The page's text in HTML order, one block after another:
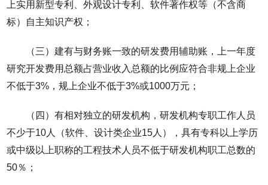
上实用新型专利、外观设计专利、软件著作权等（不含商
标）自主知识产权；
（三）建有与财务账一致的研发费用辅助账，上一年度
研究开发费用总额占营业收入总额的比例应符合非规上企业
不低于3%，规上企业不低于3%或1000万元；
（四）有相对独立的研发机构，研发机构专职工作人员
不少于10人（软件、设计类企业15人），具有专科以上学历
或中级以上职称的工程技术人员不低于研发机构职工总数的
50％；